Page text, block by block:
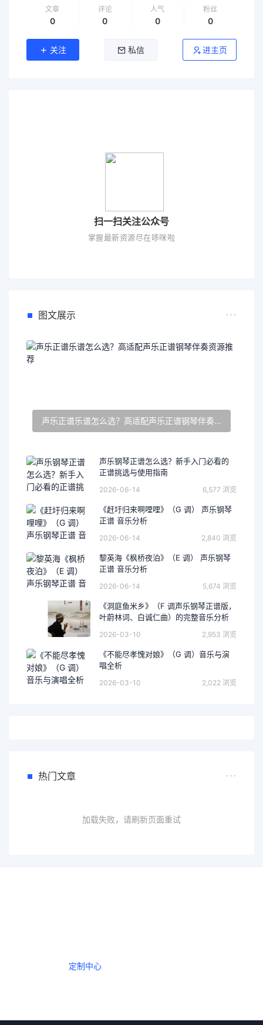
文章
0
评论
0
人气
0
粉丝
0
关注 私信 进主页
扫一扫关注公众号
掌握最新资源尽在哆咪啦
图文展示
声乐正谱乐谱怎么选？高适配声乐正谱钢琴伴奏资源推荐
声乐钢琴正谱怎么选？新手入门必看的
正谱挑选与使用指南
2026-06-14 6,577 浏览
《赶圩归来啊哩哩》（G 调） 声乐钢琴
正谱 音乐分析
2026-06-14 2,840 浏览
黎英海《枫桥夜泊》（E 调） 声乐钢琴
正谱 音乐分析
2026-06-14 5,674 浏览
《洞庭鱼米乡》（F 调声乐钢琴正谱版，
叶蔚林词、白诚仁曲）的完整音乐分析
2026-03-10 2,953 浏览
《不能尽孝愧对娘》（G 调）音乐与演
唱全析
2026-03-10 2,022 浏览
热门文章
加载失败，请刷新页面重试
定制中心